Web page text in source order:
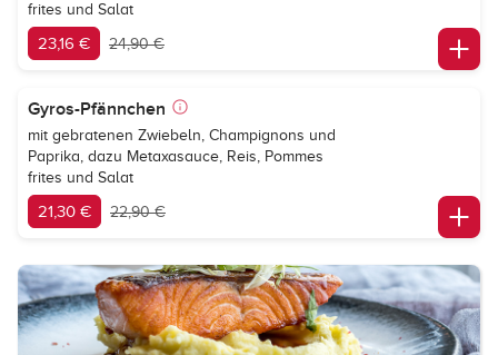
frites und Salat
23,16 € 24,90 €
Gyros-Pfännchen
mit gebratenen Zwiebeln, Champignons und
Paprika, dazu Metaxasauce, Reis, Pommes
frites und Salat
21,30 € 22,90 €